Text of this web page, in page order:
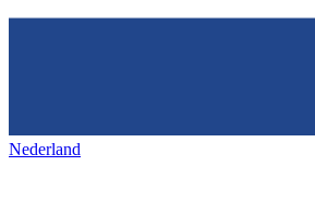
Nederland